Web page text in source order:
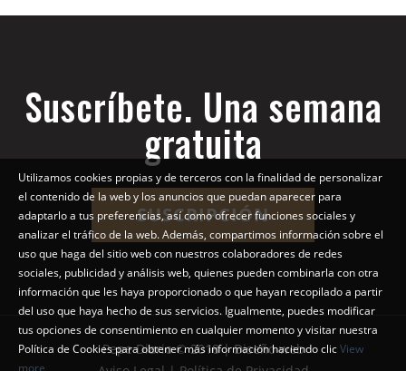
Suscríbete. Una semana
gratuita
SUSCRIPCIÓN
Pepe Diario © 2018 | Diseño web
Utilizamos cookies propias y de terceros con la finalidad de personalizar
el contenido de la web y los anuncios que puedan aparecer para
adaptarlo a tus preferencias, así como ofrecer funciones sociales y
analizar el tráfico de la web. Además, compartimos información sobre el
uso que haga del sitio web con nuestros colaboradores de redes
sociales, publicidad y análisis web, quienes pueden combinarla con otra
información que les haya proporcionado o que hayan recopilado a partir
del uso que haya hecho de sus servicios. Igualmente, puedes modificar
tus opciones de consentimiento en cualquier momento y visitar nuestra
Política de Cookies para obtener más información haciendo clicView
more